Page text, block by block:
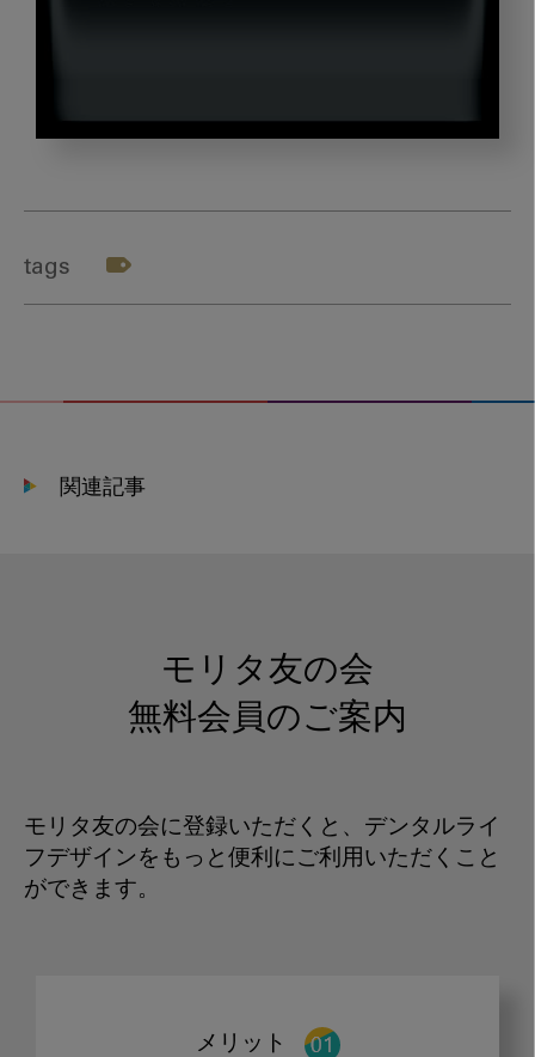
tags
関連記事
モリタ友の会
無料会員のご案内
モリタ友の会に登録いただくと、デンタルライ
フデザインをもっと便利にご利用いただくこと
ができます。
メリット